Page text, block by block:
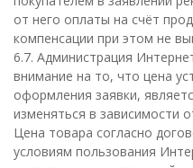
от него оплаты на счёт
компенсации при этом не
6.7. Администрация
внимание на то, что цена
оформления заявки,
изменяться в зависимости
Цена товара согласно
условиям пользования